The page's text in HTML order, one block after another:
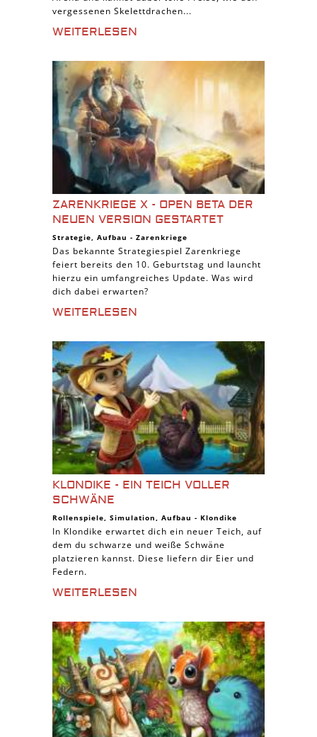
vergessenen Skelettdrachen...
WEITERLESEN
ZARENKRIEGE X - OPEN BETA DER
NEUEN VERSION GESTARTET
Strategie, Aufbau - Zarenkriege
Das bekannte Strategiespiel Zarenkriege
feiert bereits den 10. Geburtstag und launcht
hierzu ein umfangreiches Update. Was wird
dich dabei erwarten?
WEITERLESEN
KLONDIKE - EIN TEICH VOLLER
SCHWÄNE
Rollenspiele, Simulation, Aufbau - Klondike
In Klondike erwartet dich ein neuer Teich, auf
dem du schwarze und weiße Schwäne
platzieren kannst. Diese liefern dir Eier und
Federn.
WEITERLESEN